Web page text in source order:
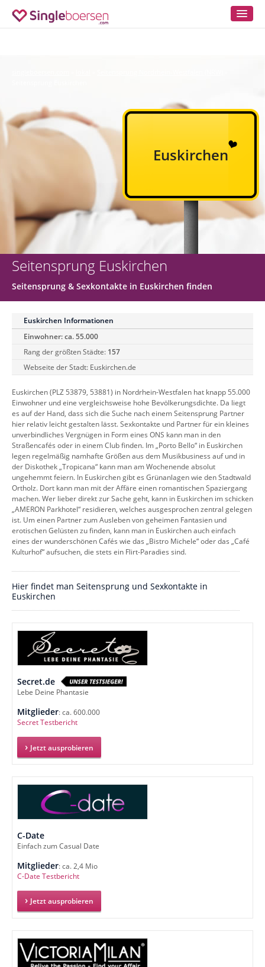
Seitensprung Euskirchen
Seitensprung & Sexkontakte in Euskirchen finden
Euskirchen
Euskirchen Informationen
Einwohner: ca. 55.000
Rang der größten Städte: 157
Webseite der Stadt: Euskirchen.de
Euskirchen (PLZ 53879, 53881) in Nordrhein-Westfalen hat knapp 55.000
Einwohner und eine vergleichsweise hohe Bevölkerungsdichte. Da liegt
es auf der Hand, dass sich die Suche nach einem Seitensprung Partner
hier relativ leicht gestalten lässt. Sexkontakte und Partner für ein kleines
unverbindliches Vergnügen in Form eines ONS kann man in den
Straßencafés oder in einem Club finden. Im „Porto Bello“ in Euskirchen
legen regelmäßig namhafte Größen aus dem Musikbusiness auf und in
der Diskothek „Tropicana“ kann man am Wochenende absolut
ungehemmt feiern. In Euskirchen gibt es Grünanlagen wie den Stadtwald
Ortholz. Dort kann man mit der Affäre einen romantischen Spaziergang
machen. Wer lieber direkt zur Sache geht, kann in Euskirchen im schicken
„AMERON Parkhotel“ residieren, welches ausgesprochen zentral gelegen
ist. Um einen Partner zum Ausleben von geheimen Fantasien und
erotischen Gelüsten zu finden, kann man in Euskirchen auch einfach
eines der wunderschönen Cafés wie das „Bistro Michele“ oder das „Café
Kulturhof“ aufsuchen, die stets ein Flirt-Paradies sind.
Hier findet man Seitensprung und Sexkontakte in
Euskirchen
Secret.de
Lebe Deine Phantasie
Mitglieder: ca. 600.000
Secret Testbericht
Jetzt ausprobieren
C-Date
Einfach zum Casual Date
Mitglieder: ca. 2,4 Mio
C-Date Testbericht
Jetzt ausprobieren